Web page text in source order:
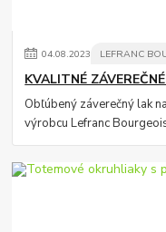
04.08.2023 LEFRANC
KVALITNÉ
Obľúbený záverečný lak
výrobcu Lefranc